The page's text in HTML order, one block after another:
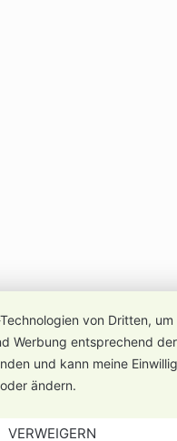
von Dritten, um
Werbung entsprechend
und kann meine
ändern.
VERWEIGERN